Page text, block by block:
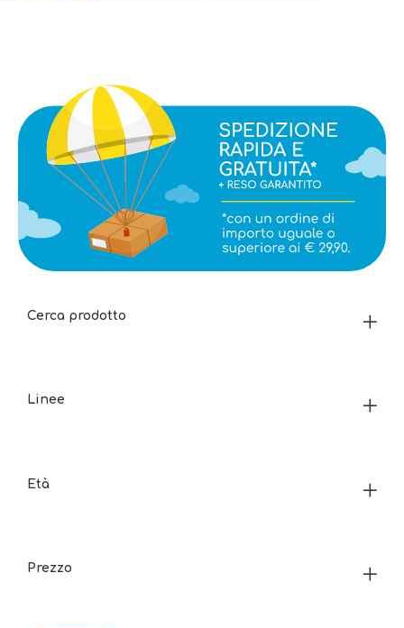
Cerca prodotto
Linee
Età
Prezzo